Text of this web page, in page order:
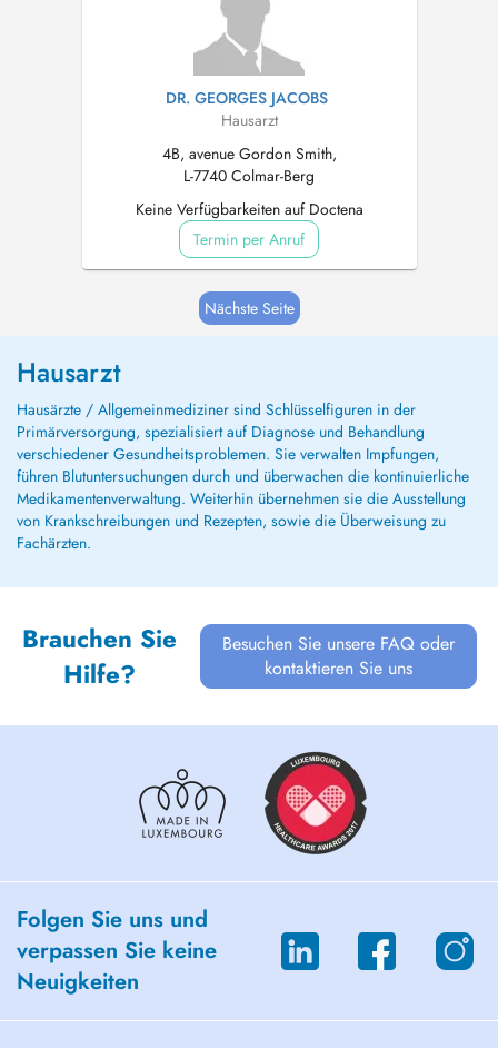
DR. GEORGES JACOBS
Hausarzt
4B, avenue Gordon Smith,
L-7740 Colmar-Berg
Keine Verfügbarkeiten auf Doctena
Termin per Anruf
Nächste Seite
Hausarzt
Hausärzte / Allgemeinmediziner sind Schlüsselfiguren in der
Primärversorgung, spezialisiert auf Diagnose und Behandlung
verschiedener Gesundheitsproblemen. Sie verwalten Impfungen,
führen Blutuntersuchungen durch und überwachen die kontinuierliche
Medikamentenverwaltung. Weiterhin übernehmen sie die Ausstellung
von Krankschreibungen und Rezepten, sowie die Überweisung zu
Fachärzten.
Brauchen Sie
Hilfe?
Besuchen Sie unsere FAQ oder
kontaktieren Sie uns
Folgen Sie uns und
verpassen Sie keine
Neuigkeiten